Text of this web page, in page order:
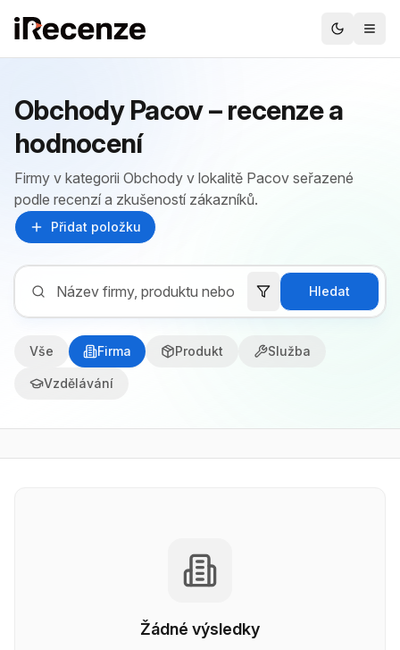
Obchody Pacov – recenze a
hodnocení
Firmy v kategorii Obchody v lokalitě Pacov seřazené
podle recenzí a zkušeností zákazníků.
Přidat položku
Hledat
Vše Firma Produkt Služba
Vzdělávání
Žádné výsledky